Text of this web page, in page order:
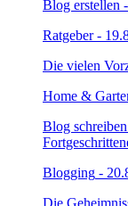
Blog erstellen
Ratgeber-
Die vielen
Home &
Blog
Blogging -
Die